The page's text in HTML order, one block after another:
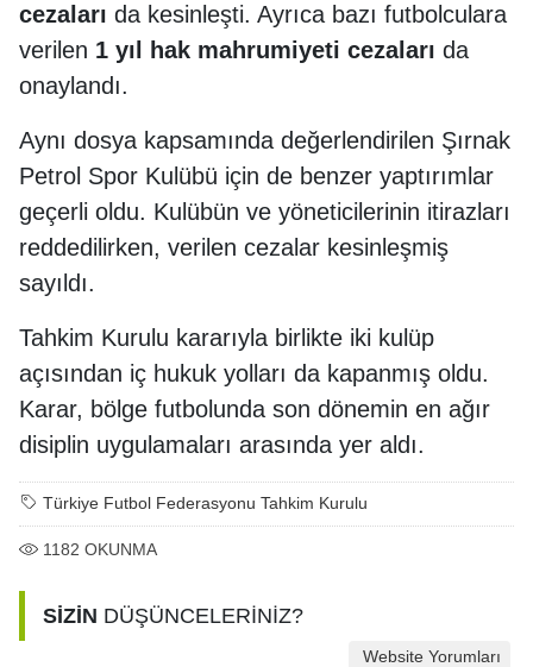
cezaları da kesinleşti. Ayrıca bazı futbolculara
verilen 1 yıl hak mahrumiyeti cezaları da
onaylandı.
Aynı dosya kapsamında değerlendirilen Şırnak
Petrol Spor Kulübü için de benzer yaptırımlar
geçerli oldu. Kulübün ve yöneticilerinin itirazları
reddedilirken, verilen cezalar kesinleşmiş
sayıldı.
Tahkim Kurulu kararıyla birlikte iki kulüp
açısından iç hukuk yolları da kapanmış oldu.
Karar, bölge futbolunda son dönemin en ağır
disiplin uygulamaları arasında yer aldı.
Türkiye Futbol Federasyonu Tahkim Kurulu
1182 OKUNMA
SİZİN DÜŞÜNCELERİNİZ?
Website Yorumları